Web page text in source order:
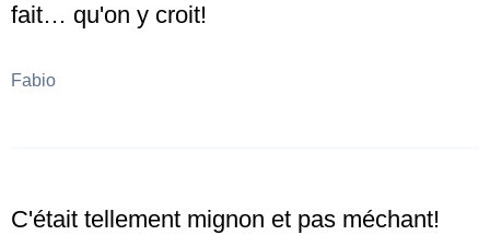
fait… qu'on y croit!
Fabio
C'était tellement mignon et pas méchant!